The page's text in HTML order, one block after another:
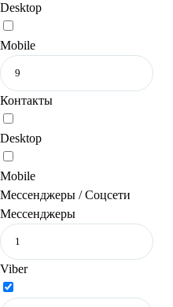
Desktop
Mobile
Контакты
Desktop
Mobile
Мессенджеры / Соцсети
Мессенджеры
Viber